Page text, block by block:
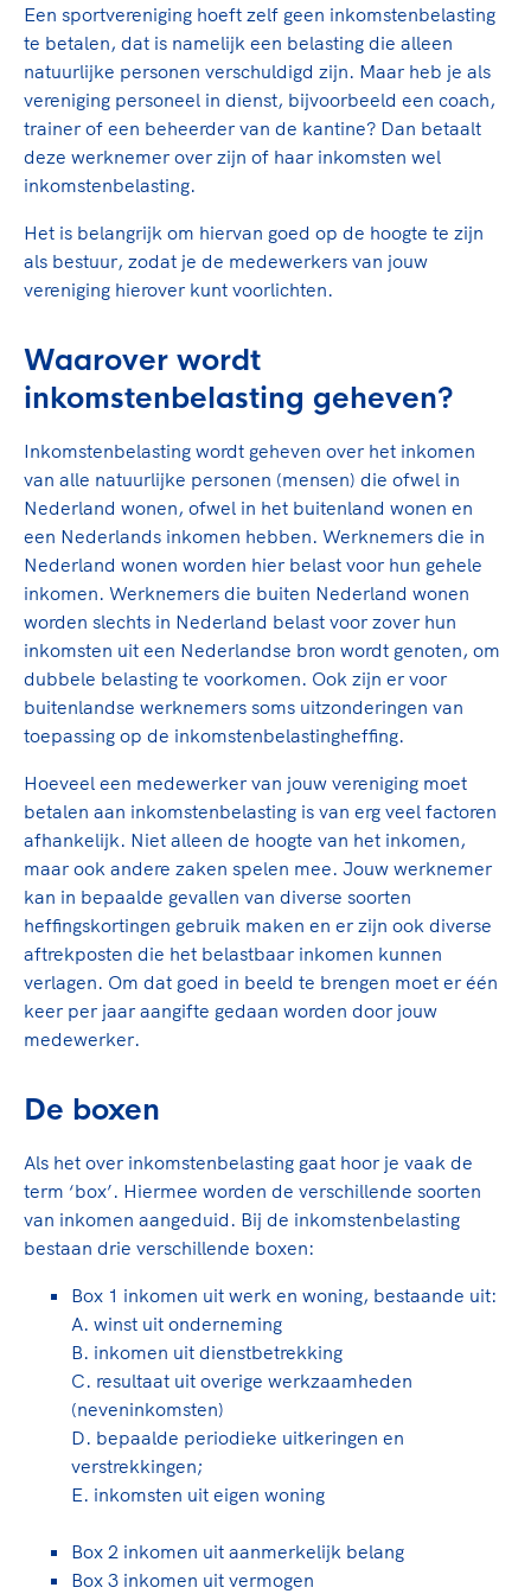
Sportonderzoek
Sportakkoord II
Game Changer
TeamNL kids
Olympische geschiedenis
Columns
Sport gaat niet vanzelf
Sport verenigt. Op sportclubs, pleintjes, tijdens
een rondje fietsen, door samen te skaten of naar
de sportschool te gaan. Door samen te juichen
voor Sifan Hassan, Rico Verhoeven, Diede de
Groot en het Nederlands Elftal. Of met trots te
genieten van de karatewedstrijd van je dochter,
de halve marathon van je moeder of de
hockeywedstrijd van je buurjongen.
Lees verder
Veilige en integere sport
Diversiteit en inclusie
Gezonde sportomgeving
Duurzaamheid
Bekwaam sportkader
Vitale clubs en bestuurlijk kader
Sportmatch
Handboek Wet- en Regelgeving
High5 Stappenplan
Ruimte voor sport
Clubondersteuning
Beroepskrachten
Samen voor een veilige
sportomgeving
Voor welk gedrag staat de club? Wat mag wel
En wat mag vooral niet? Een gedragscode geeft
hier richting aan en is dus een belangrijk
onderdeel van het clubbeleid rondom gewenst en
ongewenst gedrag.
Lees verder
TeamNL Academie Kalender
Kennisaanbod TeamNL Experts
TeamNL Sport Science Centre
Paralympische Spelen LA28
Europese Spelen Istanbul 2027
Topsportbeleid
Topsportfinanciering
Top teamsportcompetities
De TeamNL Academie
De TeamNL Academie biedt een leer- en
ontwikkelprogramma voor de volgende functies
binnen TeamNL programma's: experts, coaches,
bestuurders, (technisch) directeuren, managers en
toekomstig kader.
Een sportvereniging hoeft zelf geen inkomstenbelasting
te betalen, dat is namelijk een belasting die alleen
natuurlijke personen verschuldigd zijn. Maar heb je als
vereniging personeel in dienst, bijvoorbeeld een coach,
trainer of een beheerder van de kantine? Dan betaalt
deze werknemer over zijn of haar inkomsten wel
inkomstenbelasting.
Het is belangrijk om hiervan goed op de hoogte te zijn
als bestuur, zodat je de medewerkers van jouw
vereniging hierover kunt voorlichten.
Waarover wordt
inkomstenbelasting geheven?
Inkomstenbelasting wordt geheven over het inkomen
van alle natuurlijke personen (mensen) die ofwel in
Nederland wonen, ofwel in het buitenland wonen en
een Nederlands inkomen hebben. Werknemers die in
Nederland wonen worden hier belast voor hun gehele
inkomen. Werknemers die buiten Nederland wonen
worden slechts in Nederland belast voor zover hun
inkomsten uit een Nederlandse bron wordt genoten, om
dubbele belasting te voorkomen. Ook zijn er voor
buitenlandse werknemers soms uitzonderingen van
toepassing op de inkomstenbelastingheffing.
Hoeveel een medewerker van jouw vereniging moet
betalen aan inkomstenbelasting is van erg veel factoren
afhankelijk. Niet alleen de hoogte van het inkomen,
maar ook andere zaken spelen mee. Jouw werknemer
kan in bepaalde gevallen van diverse soorten
heffingskortingen gebruik maken en er zijn ook diverse
aftrekposten die het belastbaar inkomen kunnen
verlagen. Om dat goed in beeld te brengen moet er één
keer per jaar aangifte gedaan worden door jouw
medewerker.
De boxen
Als het over inkomstenbelasting gaat hoor je vaak de
term ‘box’. Hiermee worden de verschillende soorten
van inkomen aangeduid. Bij de inkomstenbelasting
bestaan drie verschillende boxen:
Box 1 inkomen uit werk en woning, bestaande uit:
A. winst uit onderneming
B. inkomen uit dienstbetrekking
C. resultaat uit overige werkzaamheden
(neveninkomsten)
D. bepaalde periodieke uitkeringen en
verstrekkingen;
E. inkomsten uit eigen woning
Box 2 inkomen uit aanmerkelijk belang
Box 3 inkomen uit vermogen